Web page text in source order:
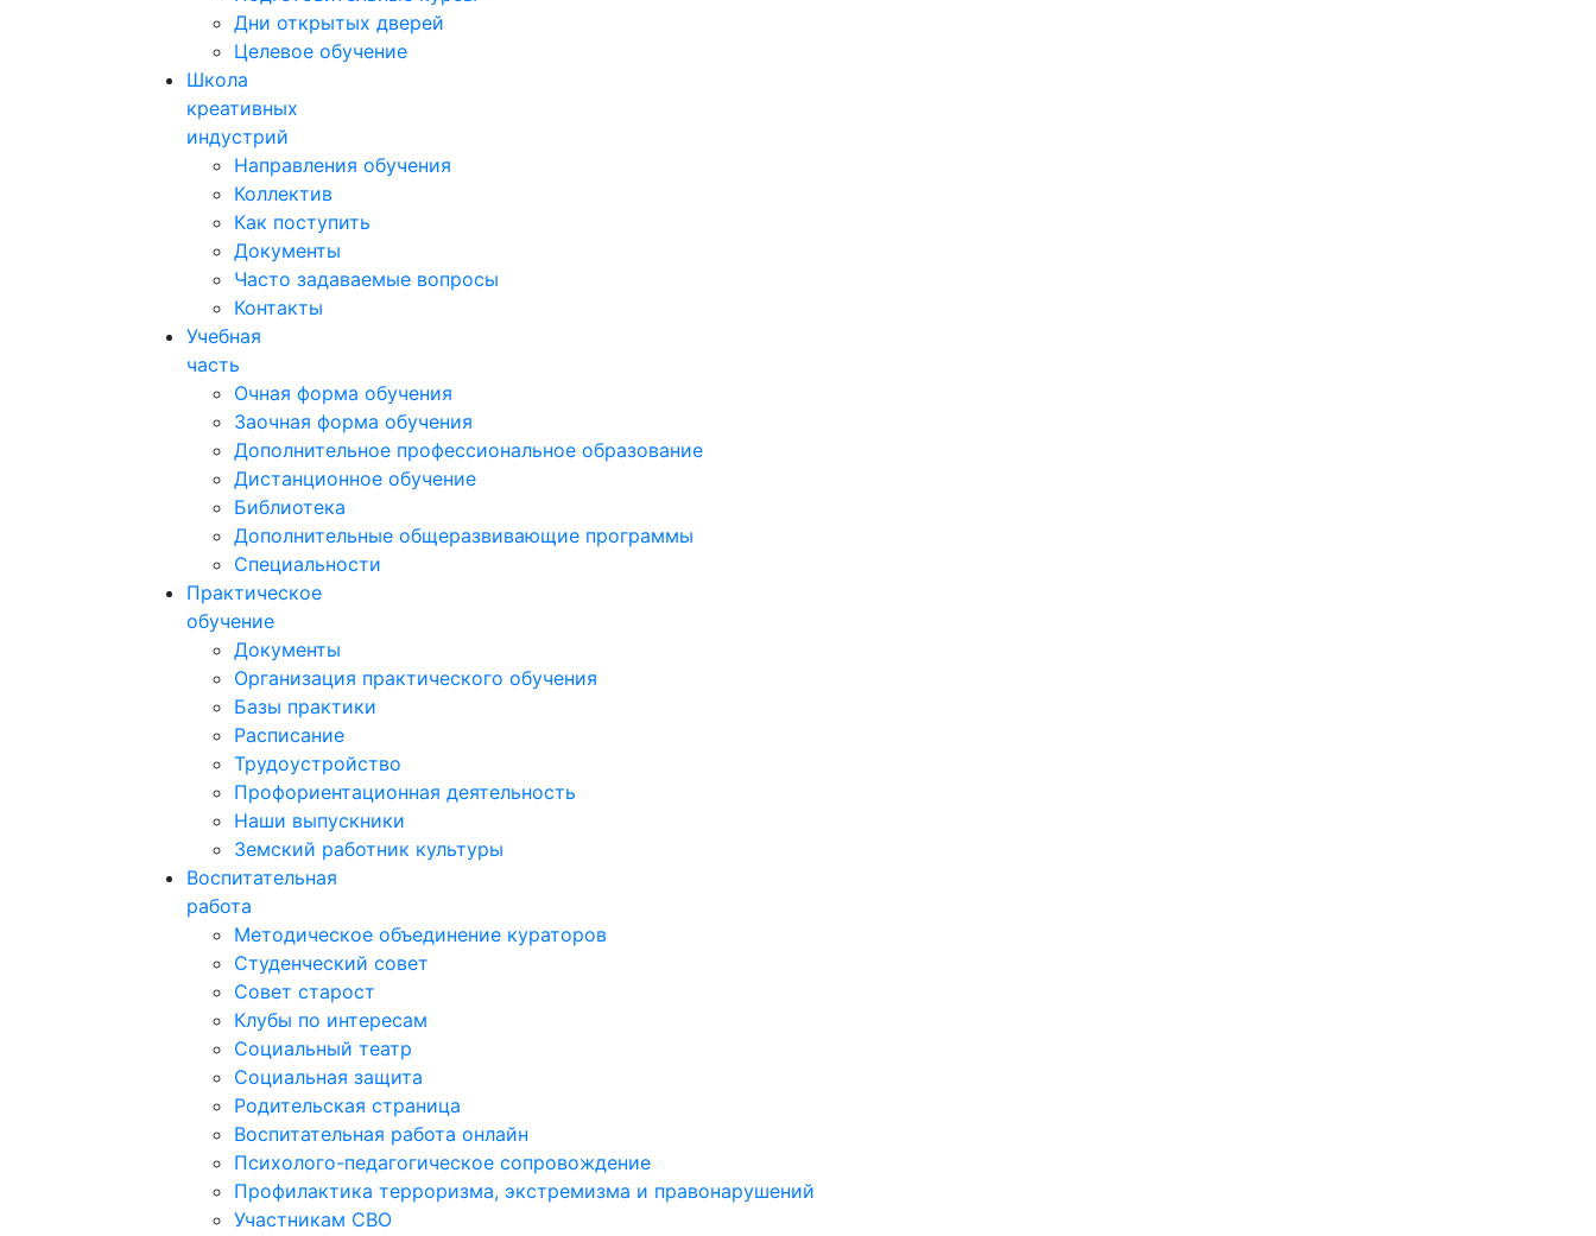
Дни открытых дверей
Целевое обучение
Школа
креативных
индустрий
Направления обучения
Коллектив
Как поступить
Документы
Часто задаваемые вопросы
Контакты
Учебная
часть
Очная форма обучения
Заочная форма обучения
Дополнительное профессиональное образование
Дистанционное обучение
Библиотека
Дополнительные общеразвивающие программы
Специальности
Практическое
обучение
Документы
Организация практического обучения
Базы практики
Расписание
Трудоустройство
Профориентационная деятельность
Наши выпускники
Земский работник культуры
Воспитательная
работа
Методическое объединение кураторов
Студенческий совет
Совет старост
Клубы по интересам
Социальный театр
Социальная защита
Родительская страница
Воспитательная работа онлайн
Психолого-педагогическое сопровождение
Профилактика терроризма, экстремизма и правонарушений
Участникам СВО